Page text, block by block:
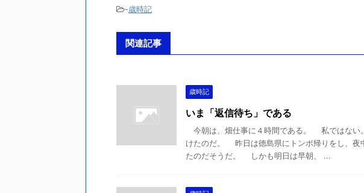
-歳時記
関連記事
歳時記
いま「返信待ち」である
今朝は、畑仕事に４時間である。 私ではな
けたのだ。 昨日は徳島県にトンボ帰りをし、夜
たのだそうだ。 しかも明日は早朝、 ...